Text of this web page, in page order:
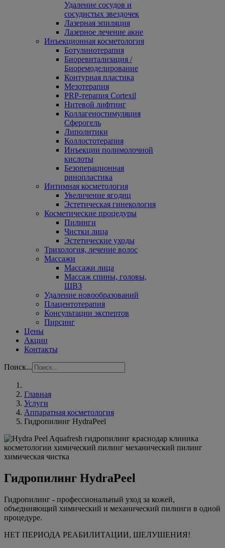
Удаление сосудов и
сосудистых звездочек
Лазерная эпиляция
Лазерное лечение акне
Инъекционная косметология
Ботулинотерапия
Биоревитализация /
Биоремоделирование
Контурная пластика
Мезотерапия
PRP-терапия Cortexil
Нитевой лифтинг
Коллагеностимуляция
Сферогель
Липолитики
Коллостотерапия
Инъекции полимолочной
кислоты
Безоперационная
ринопластика
Интимная косметология
Увеличение ягодиц
Эстетическая гинекология
Косметические процедуры
Пилинги
Чистки лица
Эстетические уходы
Трихология, лечение волос
Массажи
Массажи лица
Массаж спины, головы,
ШВЗ
Удаление новообразований
Плацентотерапия
Консультации экспертов
Пирсинг
Цены
Акции
Контакты
Поиск...
Главная
Услуги
Аппаратная косметология
Гидро­пилинг HydraPeel
Гидро­пилинг HydraPeel
Гидропилинг - профессиональный уход за кожей,
объединяющий химический и механический пилинги в одной
процедуре.
НЕТ ПЕРИОДА РЕАБИЛИТАЦИИ, ШЕЛУШЕНИЯ!